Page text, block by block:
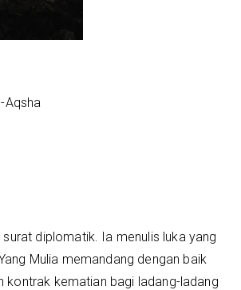
Aqsha
diplomatik. Ia menulis luka yang
Mulia memandang dengan baik
kontrak kematian bagi ladang-ladang